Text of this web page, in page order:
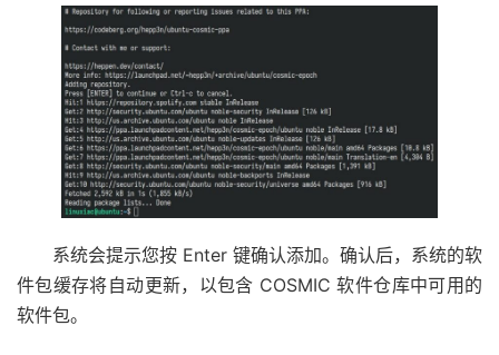
系统会提示您按 Enter 键确认添加。确认后，系统的软
件包缓存将自动更新，以包含 COSMIC 软件仓库中可用的
软件包。